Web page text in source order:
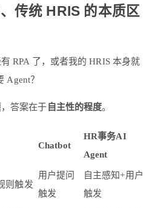
传统 HRIS 的本质区
RPA 了，或者我的 HRIS 本身就
Agent？
答案在于 自主性的程度。
Chatbot
HR事务AI
Agent
则触发
用户提问
触发
自主感知+用户
触发